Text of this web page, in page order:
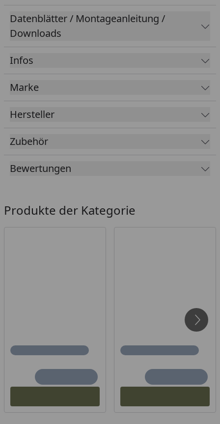
Datenblätter / Montageanleitung /
Downloads
Infos
Marke
Hersteller
Zubehör
Bewertungen
Produkte der Kategorie